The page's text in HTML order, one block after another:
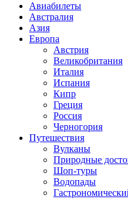
Авиабилеты
Австралия
Азия
Европа
Австрия
Великобритания
Италия
Испания
Кипр
Греция
Россия
Черногория
Путешествия
Вулканы
Природные
Шоп-туры
Водопады